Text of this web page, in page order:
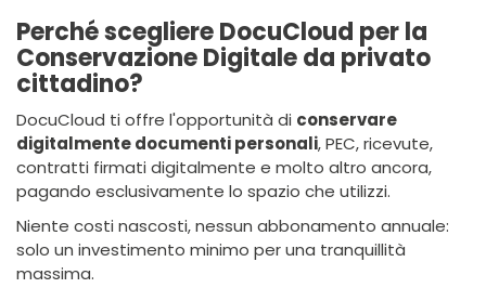
Perché scegliere DocuCloud per la
Conservazione Digitale da privato
cittadino?
DocuCloud ti offre l'opportunità di conservare
digitalmente documenti personali, PEC, ricevute,
contratti firmati digitalmente e molto altro ancora,
pagando esclusivamente lo spazio che utilizzi.
Niente costi nascosti, nessun abbonamento annuale:
solo un investimento minimo per una tranquillità
massima.